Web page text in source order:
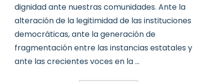
dignidad ante nuestras comunidades. Ante la
alteración de la legitimidad de las instituciones
democráticas, ante la generación de
fragmentación entre las instancias estatales y
ante las crecientes voces en la …